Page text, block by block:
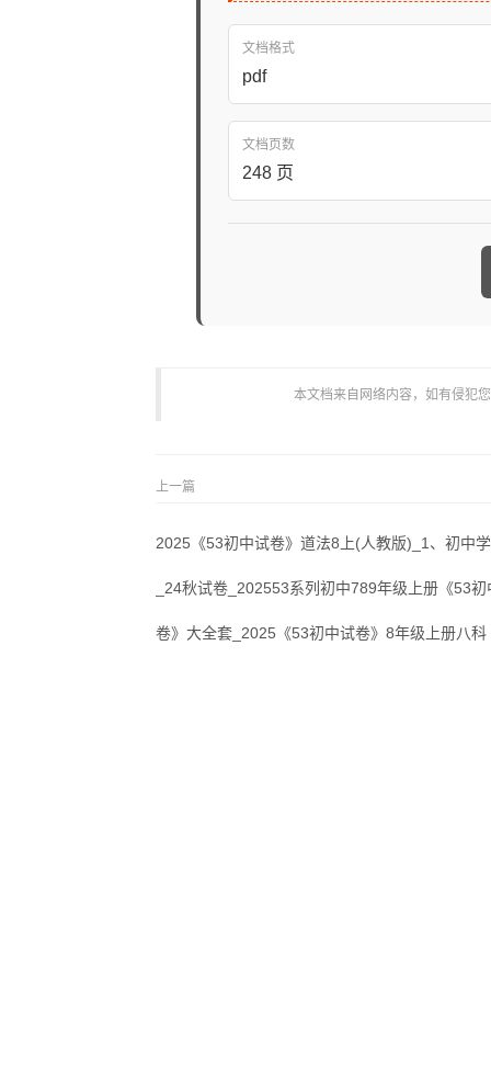
文档格式
pdf
文档页数
248 页
本文档来自网络内容，如有侵犯
上一篇
2025《53初中试卷》道法8上(人教版)_1、初中
_24秋试卷_202553系列初中789年级上册《53初
卷》大全套_2025《53初中试卷》8年级上册八科